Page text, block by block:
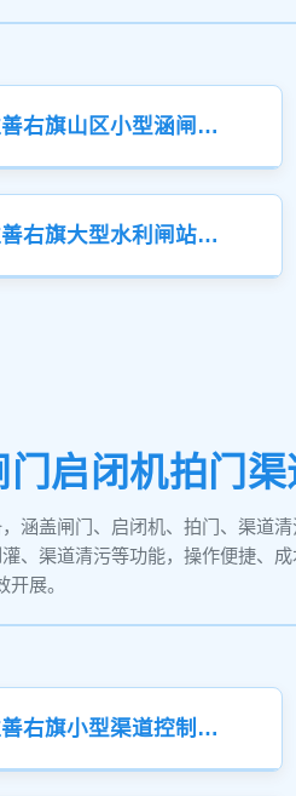
阿拉善右旗山区小型涵闸站闸门
阿拉善右旗大型水利闸站闸门
启闭机拍门
涵盖闸门、启闭机、拍门、渠道清
、渠道清污等功能，操作便捷、
展。
阿拉善右旗小型渠道控制钢制闸门